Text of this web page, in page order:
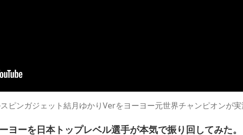
ピンガジェット結月ゆかりVerをヨーヨー元世界チャンピオンが
ヨーを日本トップレベル選手が本気で振り回してみた。